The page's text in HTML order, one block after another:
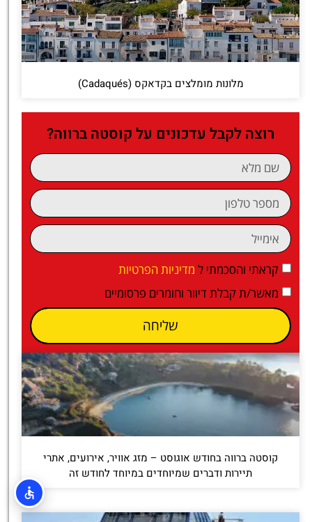
מלונות מומלצים בקדאקס (Cadaqués)
רוצה לקבל עדכונים על קוסטה ברווה?
קראתי והסכמתי ל מדיניות הפרטיות
מאשר/ת קבלת דיוור וחומרים פרסומיים
שליחה
קוסטה ברווה בחודש אוגוסט – מזג אוויר, אירועים, אתרי
תיירות ודברים שמיוחדים במיוחד לחודש זה